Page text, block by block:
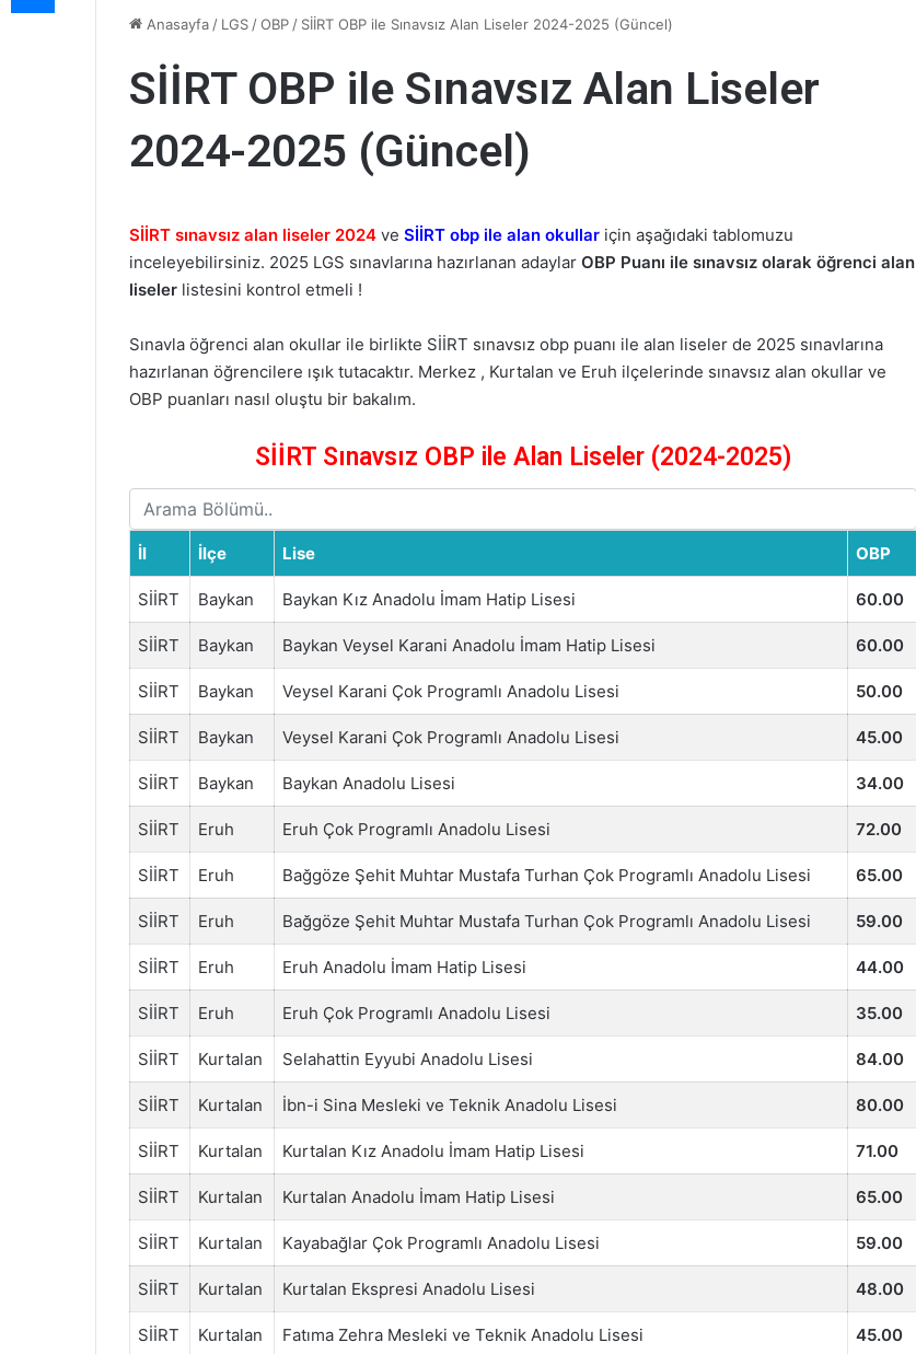
Anasayfa / LGS /OBP / SİİRT OBP ile Sınavsız Alan Liseler 2024-2025 (Güncel)
SİİRT OBP ile Sınavsız Alan Liseler
2024-2025 (Güncel)
SİİRT sınavsız alan liseler 2024 ve SİİRT obp ile alan okullar için aşağıdaki tablomuzu
inceleyebilirsiniz. 2025 LGS sınavlarına hazırlanan adaylar OBP Puanı ile sınavsız olarak öğrenci alan
liseler listesini kontrol etmeli !
Sınavla öğrenci alan okullar ile birlikte SİİRT sınavsız obp puanı ile alan liseler de 2025 sınavlarına
hazırlanan öğrencilere ışık tutacaktır. Merkez , Kurtalan ve Eruh ilçelerinde sınavsız alan okullar ve
OBP puanları nasıl oluştu bir bakalım.
SİİRT Sınavsız OBP ile Alan Liseler (2024-2025)
İl İlçe Lise OBP
SİİRT Baykan Baykan Kız Anadolu İmam Hatip Lisesi 60.00
SİİRT Baykan Baykan Veysel Karani Anadolu İmam Hatip Lisesi 60.00
SİİRT Baykan Veysel Karani Çok Programlı Anadolu Lisesi 50.00
SİİRT Baykan Veysel Karani Çok Programlı Anadolu Lisesi 45.00
SİİRT Baykan Baykan Anadolu Lisesi 34.00
SİİRT Eruh Eruh Çok Programlı Anadolu Lisesi 72.00
SİİRT Eruh Bağgöze Şehit Muhtar Mustafa Turhan Çok Programlı Anadolu Lisesi 65.00
SİİRT Eruh Bağgöze Şehit Muhtar Mustafa Turhan Çok Programlı Anadolu Lisesi 59.00
SİİRT Eruh Eruh Anadolu İmam Hatip Lisesi 44.00
SİİRT Eruh Eruh Çok Programlı Anadolu Lisesi 35.00
SİİRT Kurtalan Selahattin Eyyubi Anadolu Lisesi 84.00
SİİRT Kurtalan İbn-i Sina Mesleki ve Teknik Anadolu Lisesi 80.00
SİİRT Kurtalan Kurtalan Kız Anadolu İmam Hatip Lisesi 71.00
SİİRT Kurtalan Kurtalan Anadolu İmam Hatip Lisesi 65.00
SİİRT Kurtalan Kayabağlar Çok Programlı Anadolu Lisesi 59.00
SİİRT Kurtalan Kurtalan Ekspresi Anadolu Lisesi 48.00
SİİRT Kurtalan Fatıma Zehra Mesleki ve Teknik Anadolu Lisesi 45.00